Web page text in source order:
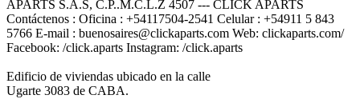
APARTS S.A.S, C.P..M.C.L.Z 4507 --- CLICK APARTS
Contáctenos : Oficina : +54117504-2541 Celular : +54911 5 843
5766 E-mail : buenosaires@clickaparts.com Web: clickaparts.com/
Facebook: /click.aparts Instagram: /click.aparts
Edificio de viviendas ubicado en la calle
Ugarte 3083 de CABA.